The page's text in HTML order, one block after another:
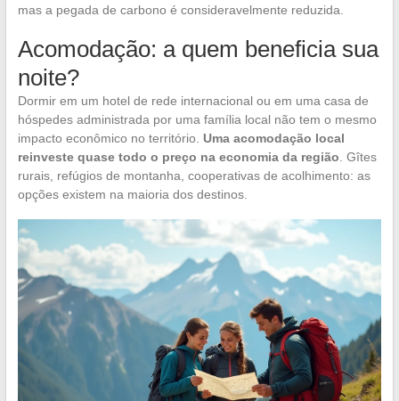
mas a pegada de carbono é consideravelmente reduzida.
Acomodação: a quem beneficia sua
noite?
Dormir em um hotel de rede internacional ou em uma casa de
hóspedes administrada por uma família local não tem o mesmo
impacto econômico no território. Uma acomodação local
reinveste quase todo o preço na economia da região . Gîtes
rurais, refúgios de montanha, cooperativas de acolhimento: as
opções existem na maioria dos destinos.